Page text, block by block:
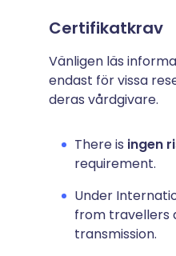
Certifikatkrav
Vänligen läs
endast för vissa
deras vårdgivare.
There is ingen
requirement.
Under
from travellers
transmission.